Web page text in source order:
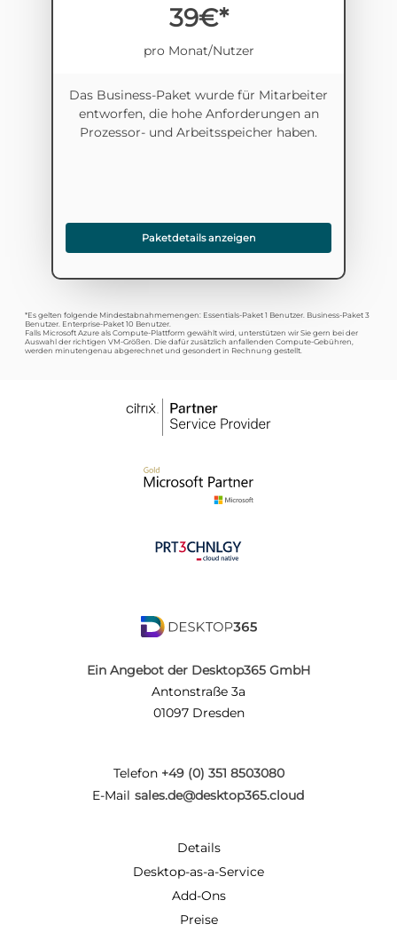
39€*
pro Monat/Nutzer
Das Business-Paket wurde für Mitarbeiter
entworfen, die hohe Anforderungen an
Prozessor- und Arbeitsspeicher haben.
Paketdetails anzeigen
*Es gelten folgende Mindestabnahmemengen: Essentials-Paket 1 Benutzer. Business-Paket 3
Benutzer. Enterprise-Paket 10 Benutzer.
Falls Microsoft Azure als Compute-Plattform gewählt wird, unterstützen wir Sie gern bei der
Auswahl der richtigen VM-Größen. Die dafür zusätzlich anfallenden Compute-Gebühren,
werden minutengenau abgerechnet und gesondert in Rechnung gestellt.
Ein Angebot der Desktop365 GmbH
Antonstraße 3a
01097 Dresden
Telefon +49 (0) 351 8503080
E-Mail sales.de@desktop365.cloud
Details
Desktop-as-a-Service
Add-Ons
Preise